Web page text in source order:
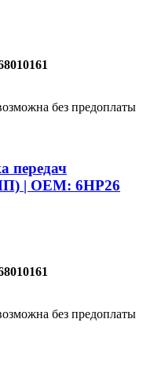
без предоплаты
передач
| OEM: 6HP26
без предоплаты